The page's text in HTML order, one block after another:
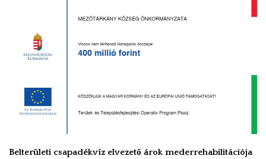
Belterületi csapadékvíz elvezető árok mederrehabilitációja